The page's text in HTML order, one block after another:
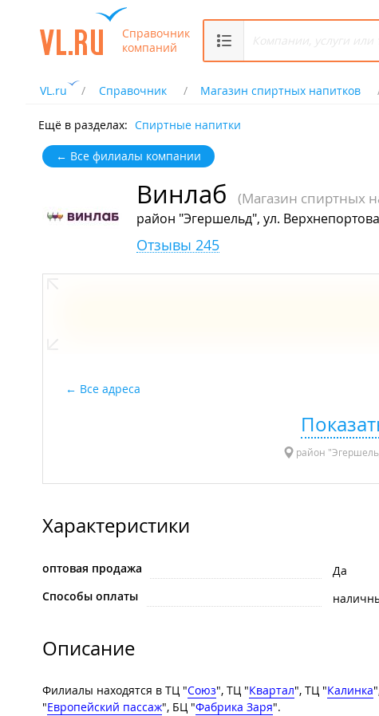
Справочник
компаний
VL.ru Справочник Магазин спиртных напитков
Ещё в разделах: Спиртные напитки
← Все филиалы компании
Винлаб (Магазин спиртных
район "Эгершельд", ул.
Отзывы 245
Все адреса
район
Характеристики
оптовая продажа
Да
Способы оплаты
Описание
Филиалы находятся в ТЦ "Союз", ТЦ "Квартал", ТЦ "Калинка
"Европейский пассаж", БЦ "Фабрика Заря".